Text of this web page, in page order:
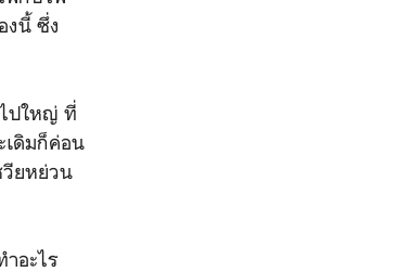
งนี้ ซึ่ง
ปใหญ่ ที่
เดิมก็ค่อน
วียหย่วน
อะไร